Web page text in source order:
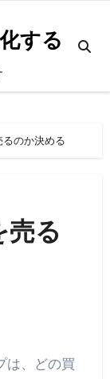
する
るのか決める
売る